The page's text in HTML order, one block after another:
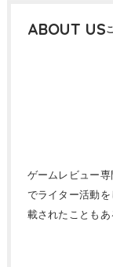
ABOUT US
ゲームレビュー
でライター活動
載されたこともあ